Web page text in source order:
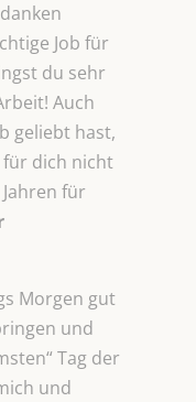
Job für
du sehr
Auch
geliebt hast,
für dich nicht
für
Morgen gut
und
Tag der
und